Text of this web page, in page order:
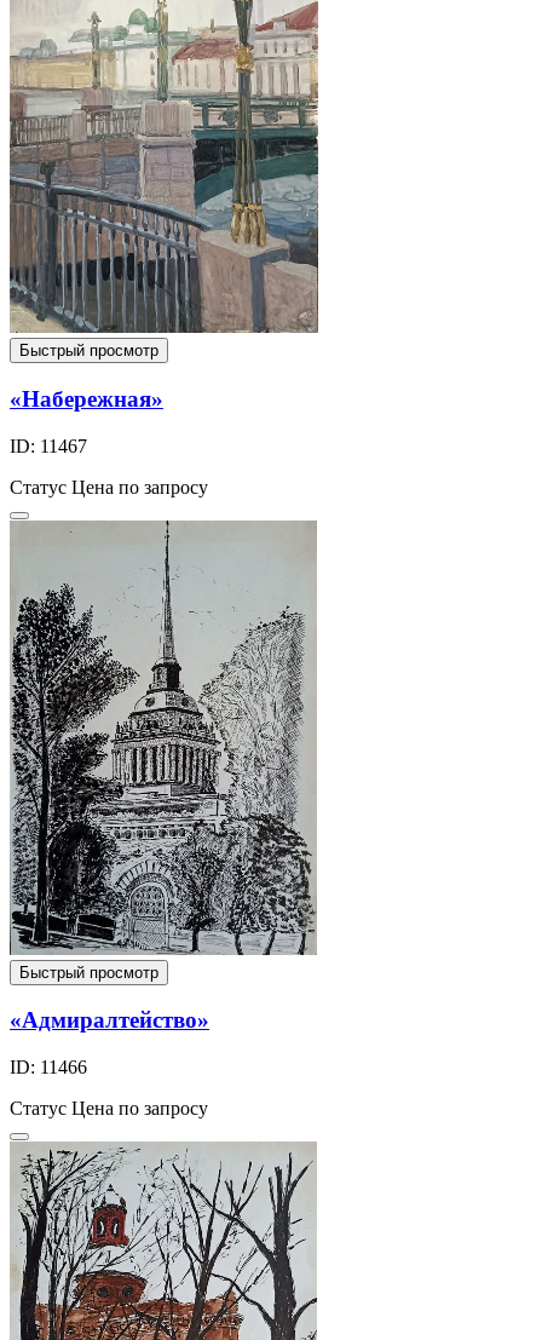
Быстрый просмотр
«Набережная»
ID: 11467
Статус Цена по запросу
Быстрый просмотр
«Адмиралтейство»
ID: 11466
Статус Цена по запросу